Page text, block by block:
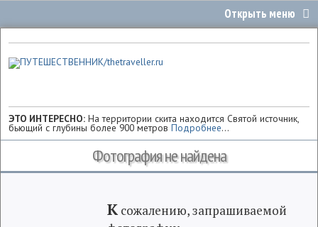
ЭТО ИНТЕРЕСНО: На территории скита находится Святой источник,
бьющий с глубины более 900 метровПодробнее...
Фотография не найдена
К сожалению, запрашиваемой